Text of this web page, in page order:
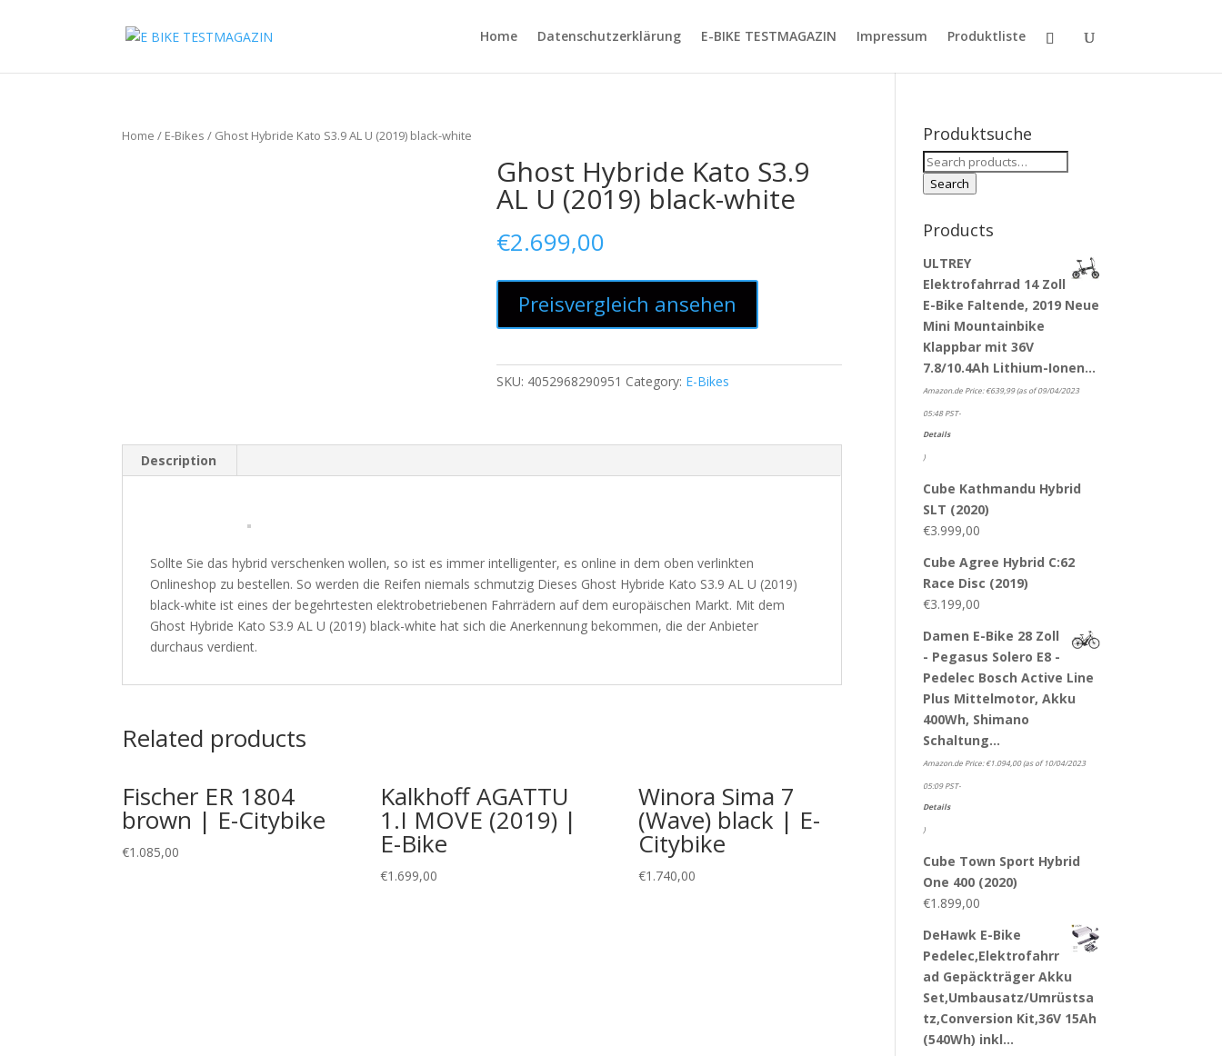
Home Datenschutzerklärung E-BIKE TESTMAGAZIN Impressum Produktliste
Home / E-Bikes / Ghost Hybride Kato S3.9 AL U (2019) black-white
Ghost Hybride Kato S3.9
AL U (2019) black-white
€2.699,00
Preisvergleich ansehen
SKU: 4052968290951 Category: E-Bikes
Description
Sollte Sie das hybrid verschenken wollen, so ist es immer intelligenter, es online in dem oben verlinkten
Onlineshop zu bestellen. So werden die Reifen niemals schmutzig Dieses Ghost Hybride Kato S3.9 AL U (2019)
black-white ist eines der begehrtesten elektrobetriebenen Fahrrädern auf dem europäischen Markt. Mit dem
Ghost Hybride Kato S3.9 AL U (2019) black-white hat sich die Anerkennung bekommen, die der Anbieter
durchaus verdient.
Related products
Fischer ER 1804
brown | E-Citybike
€1.085,00
Kalkhoff AGATTU
1.I MOVE (2019) |
E-Bike
€1.699,00
Winora Sima 7
(Wave) black | E-
Citybike
€1.740,00
Produktsuche
Search
for:
Search
Products
ULTREY
Elektrofahrrad 14 Zoll
E-Bike Faltende, 2019 Neue
Mini Mountainbike
Klappbar mit 36V
7.8/10.4Ah Lithium-Ionen…
Amazon.de Price:€639,99(as of 09/04/2023
05:48 PST-
Details
)
Cube Kathmandu Hybrid
SLT (2020)
€3.999,00
Cube Agree Hybrid C:62
Race Disc (2019)
€3.199,00
Damen E-Bike 28 Zoll
- Pegasus Solero E8 -
Pedelec Bosch Active Line
Plus Mittelmotor, Akku
400Wh, Shimano
Schaltung…
Amazon.de Price:€1.094,00(as of 10/04/2023
05:09 PST-
Details
)
Cube Town Sport Hybrid
One 400 (2020)
€1.899,00
DeHawk E-Bike
Pedelec,Elektrofahrr
ad Gepäckträger Akku
Set,Umbausatz/Umrüstsa
tz,Conversion Kit,36V 15Ah
(540Wh) inkl…